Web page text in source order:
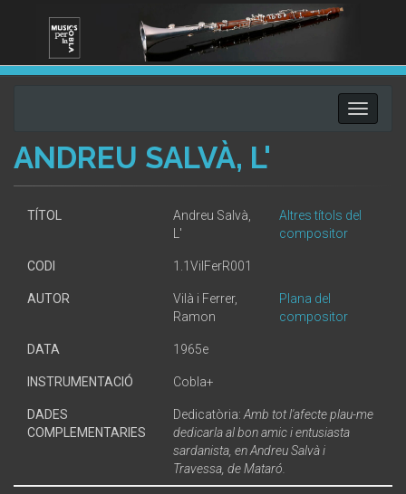
Toggle
ANDREU SALVÀ, L'
TÍTOL
Andreu Salvà,
L'
Altres títols del
compositor
CODI 1.1VilFerR001
AUTOR
Vilà i Ferrer,
Ramon
Plana del
compositor
DATA 1965e
INSTRUMENTACIÓ Cobla+
DADES
COMPLEMENTARIES
Dedicatòria: Amb tot l'afecte plau-me
dedicarla al bon amic i entusiasta
sardanista, en Andreu Salvà i
Travessa, de Mataró.